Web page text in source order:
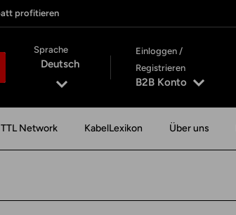
profitieren
Sprache
Deutsch
Einloggen /
Registrieren
B2B Konto
TTL Network KabelLexikon Über uns